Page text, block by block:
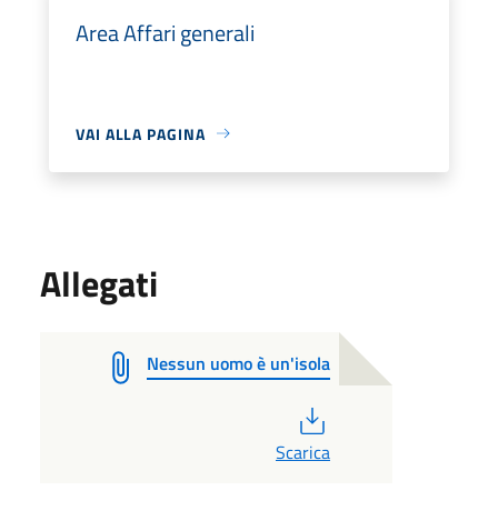
Area Affari generali
VAI ALLA PAGINA
Allegati
Nessun uomo è un'isola
Scarica